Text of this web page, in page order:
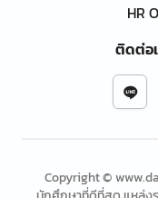
HR
ติดต่อ
Copyright ©